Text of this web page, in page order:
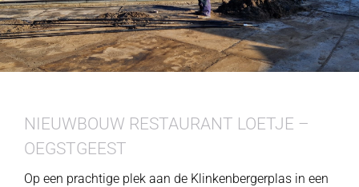
NIEUWBOUW RESTAURANT LOETJE –
OEGSTGEEST
Op een prachtige plek aan de Klinkenbergerplas in een